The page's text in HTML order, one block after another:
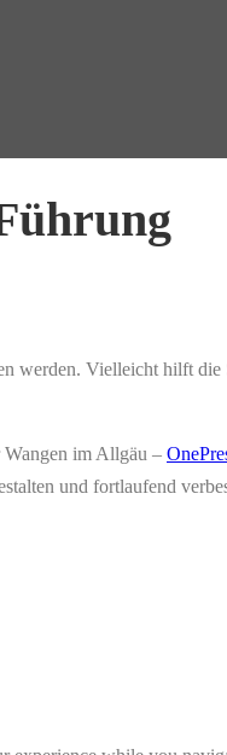
werden. Vielleicht hilft
im Allgäu –
und fortlaufend